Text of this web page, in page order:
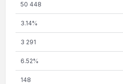
50 448
3.14%
3 291
6.52%
148